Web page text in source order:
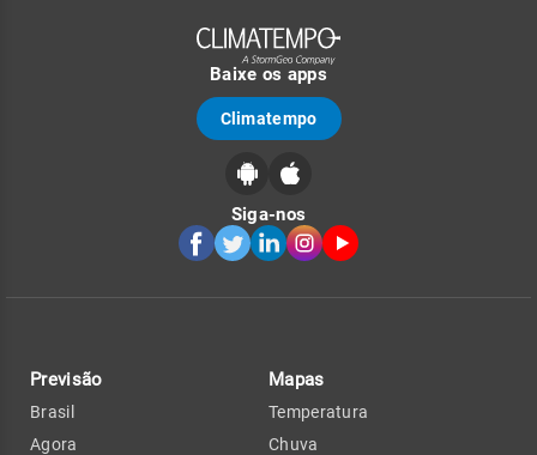
Baixe os apps
Climatempo
Siga-nos
Previsão
Brasil
Agora
Mapas
Temperatura
Chuva